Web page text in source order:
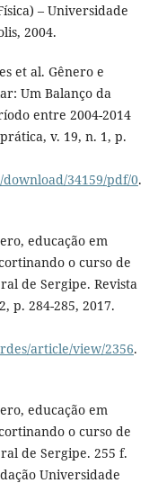
– Universidade
2004.
et al. Gênero e
Um Balanço da
entre 2004-2014
v. 19, n. 1, p.
34159/pdf/0.
educação em
o curso de
de Sergipe. Revista
p. 284-285, 2017.
article/view/2356.
educação em
o curso de
de Sergipe. 255 f.
Universidade